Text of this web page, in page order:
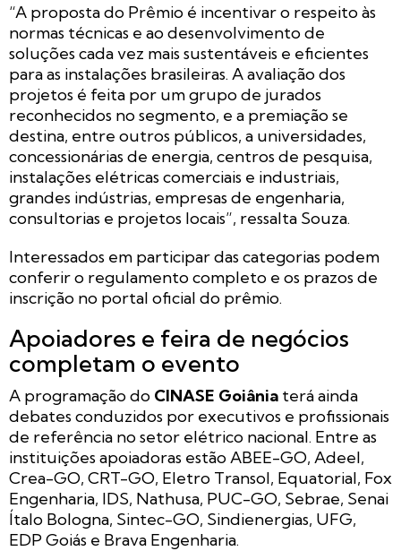
“A proposta do Prêmio é incentivar o respeito às
normas técnicas e ao desenvolvimento de
soluções cada vez mais sustentáveis e eficientes
para as instalações brasileiras. A avaliação dos
projetos é feita por um grupo de jurados
reconhecidos no segmento, e a premiação se
destina, entre outros públicos, a universidades,
concessionárias de energia, centros de pesquisa,
instalações elétricas comerciais e industriais,
grandes indústrias, empresas de engenharia,
consultorias e projetos locais”, ressalta Souza.
Interessados em participar das categorias podem
conferir o regulamento completo e os prazos de
inscrição no portal oficial do prêmio.
Apoiadores e feira de negócios
completam o evento
A programação do CINASE Goiânia terá ainda
debates conduzidos por executivos e profissionais
de referência no setor elétrico nacional. Entre as
instituições apoiadoras estão ABEE-GO, Adeel,
Crea-GO, CRT-GO, Eletro Transol, Equatorial, Fox
Engenharia, IDS, Nathusa, PUC-GO, Sebrae, Senai
Ítalo Bologna, Sintec-GO, Sindienergias, UFG,
EDP Goiás e Brava Engenharia.